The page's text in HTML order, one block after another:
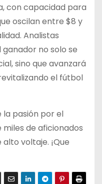
con capacidad para
oscilan entre $8 y
Analistas
no solo se
sino que avanzará
el fútbol
pasión por el
de aficionados
voltaje. ¡Que